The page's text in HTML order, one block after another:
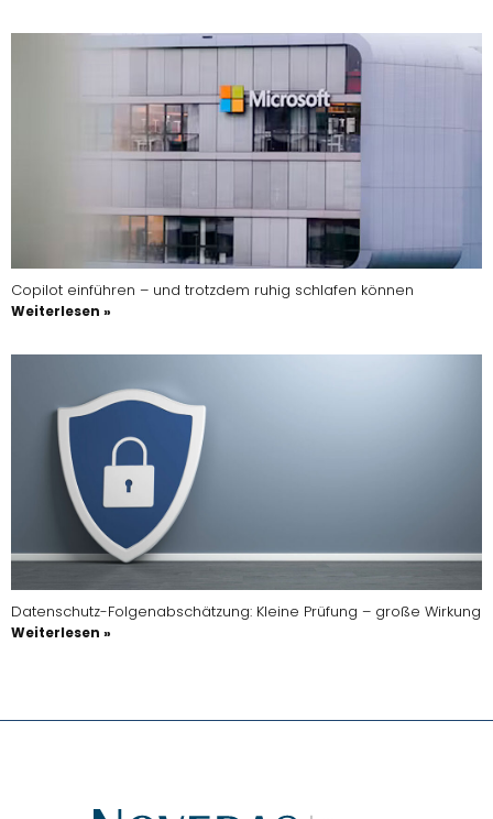
Copilot einführen – und trotzdem ruhig schlafen können
Weiterlesen »
Datenschutz-Folgenabschätzung: Kleine Prüfung – große Wirkung
Weiterlesen »